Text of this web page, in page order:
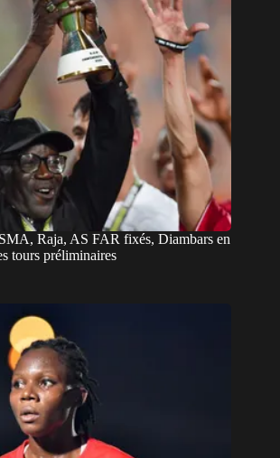
Raja, AS FAR fixés, Diambars en
tours préliminaires